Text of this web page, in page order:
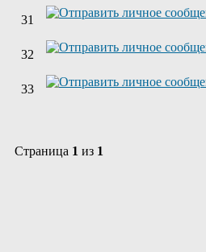
31
32
33
Страница 1 из 1